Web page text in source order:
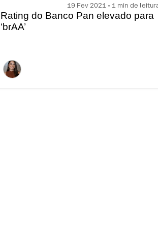
19 Fev 2021 • 1 min de
Rating do Banco Pan elevado para
‘brAA’